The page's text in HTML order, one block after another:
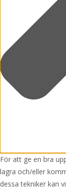
För att ge en bra
lagra och/eller
dessa tekniker kan